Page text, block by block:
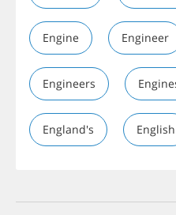
Engine Engineer
Engineers
England's English